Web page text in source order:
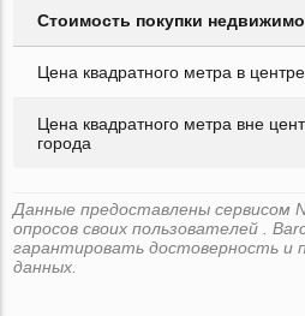
Стоимость покупки
Цена квадратного метра в
Цена квадратного метра вне
города
Данные предоставлены сервисом
опросов своих пользователей .
гарантировать достоверность и
данных.